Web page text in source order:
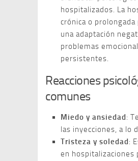
hospitalizados. La
crónica o
una adaptación
problemas
persistentes.
Reacciones
comunes
Miedo y ansiedad:
las inyecciones, a lo
Tristeza y soledad:
en hospitalizaciones